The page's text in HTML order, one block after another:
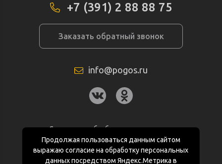
Продолжая пользоваться данным сайтом
выражаю согласие на обработку персональных
данных посредством Яндекс.Метрика в
+7 (391) 2 88 88 75
Заказать обратный звонок
info@pogos.ru
Согласие на обработку персональных
данных
Политика конфиденциальности